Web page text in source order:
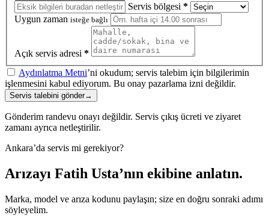
Servis bölgesi *
Uygun zaman isteğe bağlı
Açık servis adresi *
Aydınlatma Metni’ni okudum; servis talebim için bilgilerimin
işlenmesini kabul ediyorum. Bu onay pazarlama izni değildir.
Servis talebini gönder→
Gönderim randevu onayı değildir. Servis çıkış ücreti ve ziyaret
zamanı ayrıca netleştirilir.
Ankara’da servis mi gerekiyor?
Arızayı Fatih Usta’nın ekibine anlatın.
Marka, model ve arıza kodunu paylaşın; size en doğru sonraki adımı
söyleyelim.